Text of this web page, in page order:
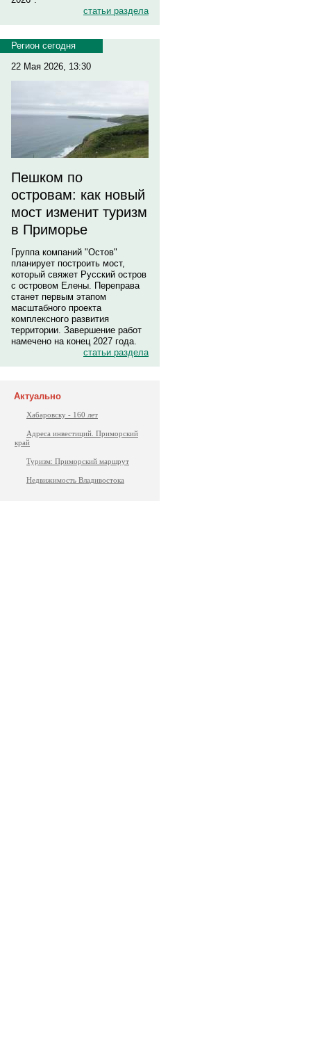
статьи раздела
Регион сегодня
22 Мая 2026, 13:30
Пешком по
островам: как новый
мост изменит туризм
в Приморье
Группа компаний "Остов"
планирует построить мост,
который свяжет Русский остров
с островом Елены. Переправа
станет первым этапом
масштабного проекта
комплексного развития
территории. Завершение работ
намечено на конец 2027 года.
статьи раздела
Актуально
Хабаровску - 160 лет
Адреса инвестиций. Приморский
край
Туризм: Приморский маршрут
Недвижимость Владивостока